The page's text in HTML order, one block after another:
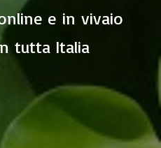
e in vivaio
tutta Italia